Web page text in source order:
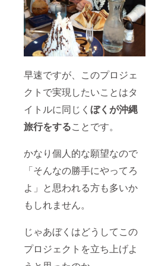
早速ですが、このプロジェ
クトで実現したいことはタ
イトルに同じく ぼくが沖縄
旅行をすることです。
かなり個人的な願望なので
「そんなの勝手にやってろ
よ」と思われる方も多いか
もしれません。
じゃあぼくはどうしてこの
プロジェクトを立ち上げよ